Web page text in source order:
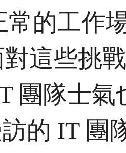
常的工作
這些挑
團隊士
的 IT 團